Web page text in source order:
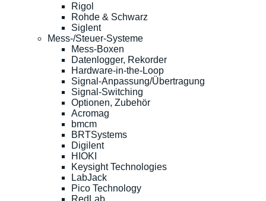
Rigol
Rohde & Schwarz
Siglent
Mess-/Steuer-Systeme
Mess-Boxen
Datenlogger, Rekorder
Hardware-in-the-Loop
Signal-Anpassung/Übertragung
Signal-Switching
Optionen, Zubehör
Acromag
bmcm
BRTSystems
Digilent
HIOKI
Keysight Technologies
LabJack
Pico Technology
RedLab